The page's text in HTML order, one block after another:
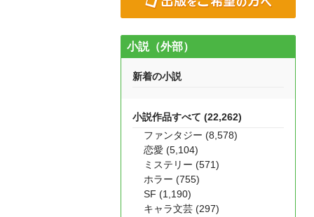
小説（外部）
新着の小説
小説作品すべて (22,262)
ファンタジー (8,578)
恋愛 (5,104)
ミステリー (571)
ホラー (755)
SF (1,190)
キャラ文芸 (297)